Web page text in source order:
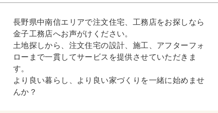
長野県中南信エリアで注文住宅、工務店をお探しなら
金子工務店へお声がけください。
土地探しから、注文住宅の設計、施工、アフターフォ
ローまで一貫してサービスを提供させていただきま
す。
より良い暮らし、より良い家づくりを一緒に始めませ
んか？